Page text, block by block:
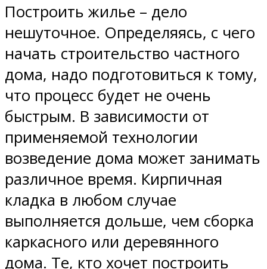
Построить жилье – дело
нешуточное. Определяясь, с чего
начать строительство частного
дома, надо подготовиться к тому,
что процесс будет не очень
быстрым. В зависимости от
применяемой технологии
возведение дома может занимать
различное время. Кирпичная
кладка в любом случае
выполняется дольше, чем сборка
каркасного или деревянного
дома. Те, кто хочет построить